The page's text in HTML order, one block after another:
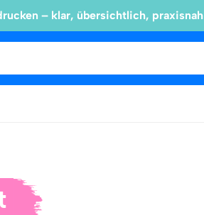
– klar, übersichtlich, praxisnah